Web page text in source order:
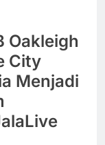
Oakleigh
City
Menjadi